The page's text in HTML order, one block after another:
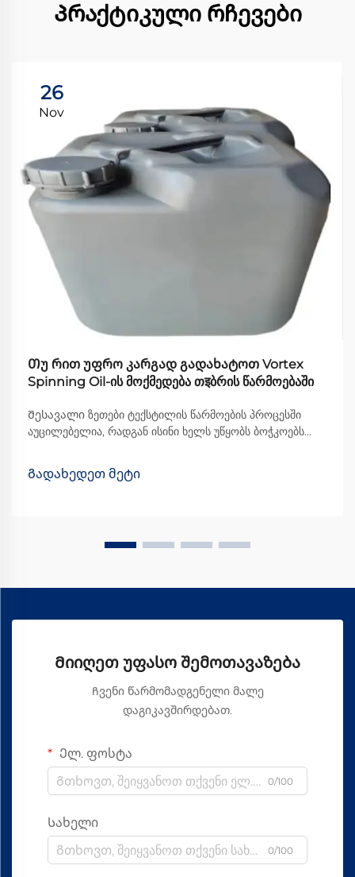
Პრაქტიკული რჩევები
26
Nov
Თუ რით უფრო კარგად გადახატოთ Vortex
Spinning Oil-ის მოქმედება თइბრის წარმოებაში
Შესავალი ზეთები ტექსტილის წარმოების პროცესში
აუცილებელია, რადგან ისინი ხელს უწყობს ბოჭკოებს
საბოლოოდ უმჯობეს ხარისხის ქსოვილის წარმოებაში.
ყველა სხვადასხვა სახის ზეთს შორის, Vortex Spinning
Გადახედეთ მეტი
Მიიღეთ უფასო შემოთავაზება
Ჩვენი წარმომადგენელი მალე
დაგიკავშირდებათ.
Ელ. ფოსტა
0/100
Სახელი
0/100